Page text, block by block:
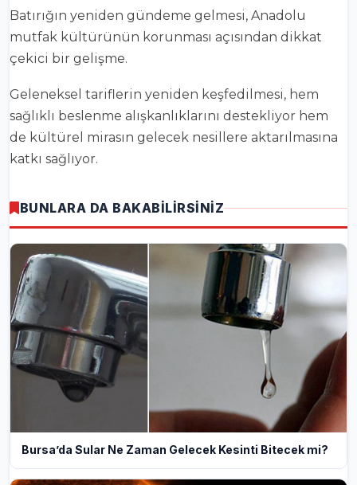
Batırığın yeniden gündeme gelmesi, Anadolu
mutfak kültürünün korunması açısından dikkat
çekici bir gelişme.
Geleneksel tariflerin yeniden keşfedilmesi, hem
sağlıklı beslenme alışkanlıklarını destekliyor hem
de kültürel mirasın gelecek nesillere aktarılmasına
katkı sağlıyor.
BUNLARA DA BAKABİLİRSİNİZ
Bursa’da Sular Ne Zaman Gelecek Kesinti Bitecek mi?